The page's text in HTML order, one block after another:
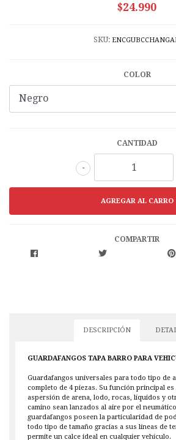
$24.990
SKU:
COLOR
CANTIDAD
-
COMPARTIR
DESCRIPCIÓN
GUARDAFANGOS TAPA BARRO PARA
Guardafangos universales para todo tipo de
completo de 4 piezas. Su función principal es
aspersión de arena, lodo, rocas, líquidos y
camino sean lanzados al aire por el
guardafangos poseen la particularidad de
todo tipo de tamaño gracias a sus líneas de
permite un calce ideal en cualquier vehículo.